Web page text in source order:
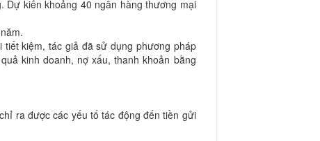
Dự kiến khoảng 40 ngân hàng thương mại
kiệm, tác giả đã sử dụng phương pháp
kinh doanh, nợ xấu, thanh khoản bằng
ra được các yếu tố tác động đến tiền gửi